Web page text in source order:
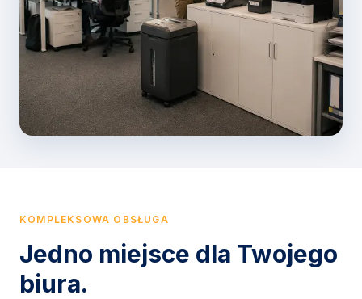
KOMPLEKSOWA OBSŁUGA
Jedno miejsce dla Twojego
biura.